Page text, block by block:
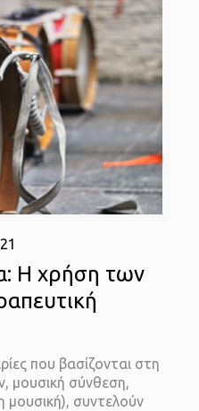
Η χρήση των
που βασίζονται στη
μουσική σύνθεση,
μουσική), συντελούν